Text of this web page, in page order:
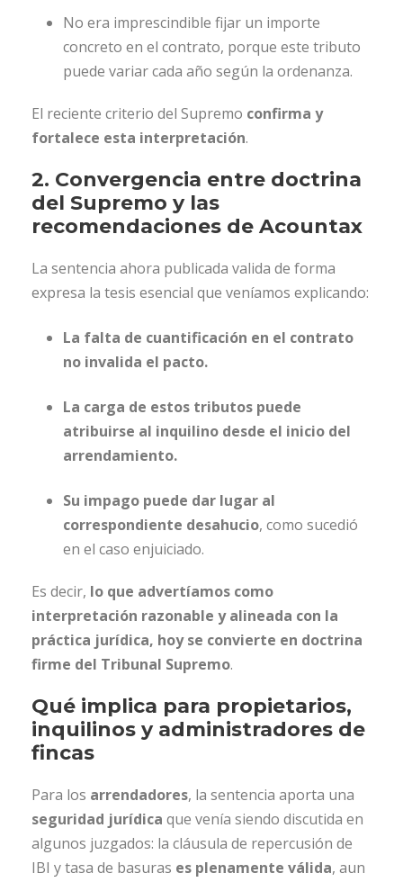
No era imprescindible fijar un importe
concreto en el contrato, porque este tributo
puede variar cada año según la ordenanza.
El reciente criterio del Supremo confirma y
fortalece esta interpretación.
2. Convergencia entre doctrina
del Supremo y las
recomendaciones de Acountax
La sentencia ahora publicada valida de forma
expresa la tesis esencial que veníamos explicando:
La falta de cuantificación en el contrato
no invalida el pacto.
La carga de estos tributos puede
atribuirse al inquilino desde el inicio del
arrendamiento.
Su impago puede dar lugar al
correspondiente desahucio, como sucedió
en el caso enjuiciado.
Es decir, lo que advertíamos como
interpretación razonable y alineada con la
práctica jurídica, hoy se convierte en doctrina
firme del Tribunal Supremo.
Qué implica para propietarios,
inquilinos y administradores de
fincas
Para los arrendadores, la sentencia aporta una
seguridad jurídica que venía siendo discutida en
algunos juzgados: la cláusula de repercusión de
IBI y tasa de basuras es plenamente válida, aun